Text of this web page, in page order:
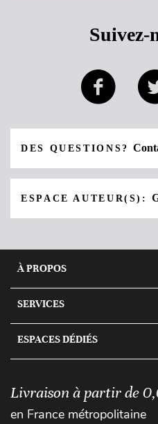
Suivez-
DES QUESTIONS?
ESPACE AUTEUR(S):
À PROPOS
SERVICES
ESPACES DÉDIÉS
Livraison à partir de
en France métropolitaine